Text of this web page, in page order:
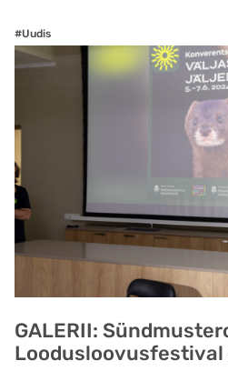
#Uudis
GALERII:
Loodusloovusfestival